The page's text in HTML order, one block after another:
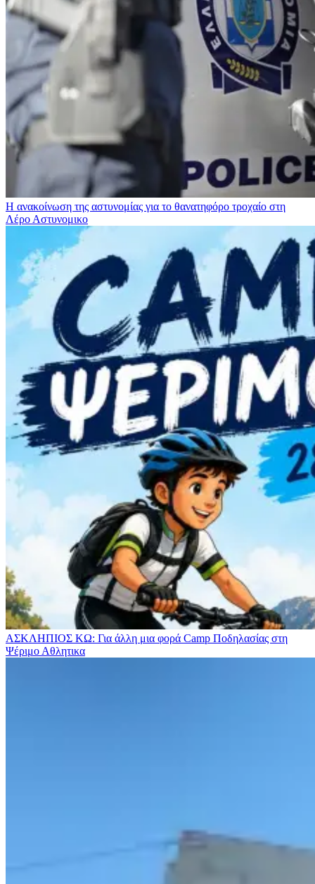
Η ανακοίνωση της αστυνομίας για το θανατηφόρο τροχαίο στη
Λέρο Αστυνομικο
ΑΣΚΛΗΠΙΟΣ ΚΩ: Για άλλη μια φορά Camp Ποδηλασίας στη
Ψέριμο Αθλητικα